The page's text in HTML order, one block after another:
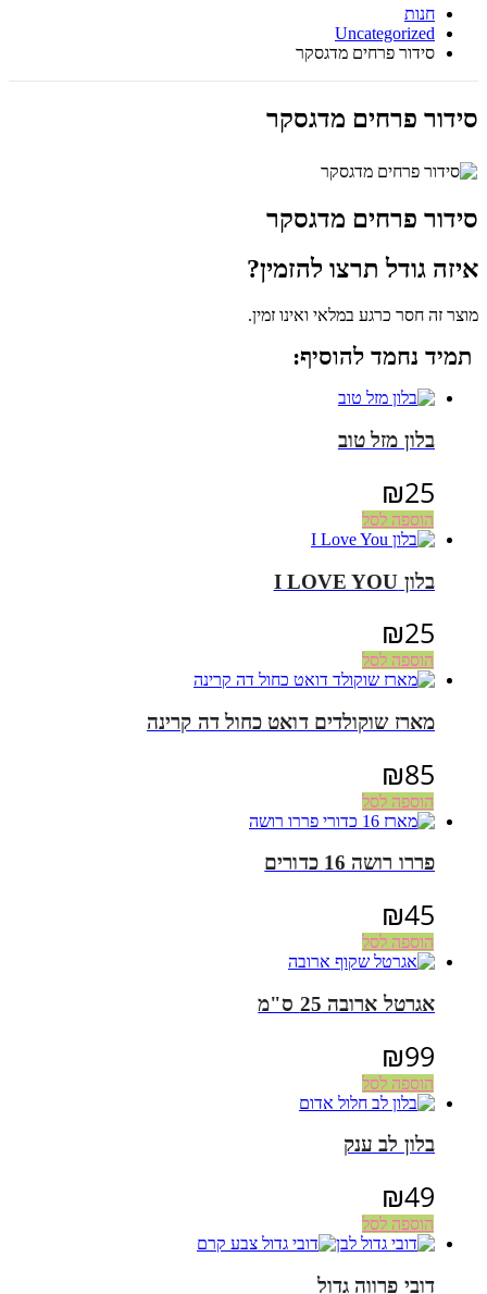
חנות
Uncategorized
סידור פרחים מדגסקר
סידור פרחים מדגסקר
סידור פרחים מדגסקר
איזה גודל תרצו להזמין?
מוצר זה חסר כרגע במלאי ואינו זמין.
תמיד נחמד להוסיף:
בלון מזל טוב
₪25
הוספה לסל
בלון I LOVE YOU
₪25
הוספה לסל
מארז שוקולדים דואט כחול דה קרינה
₪85
הוספה לסל
פררו רושה 16 כדורים
₪45
הוספה לסל
אגרטל ארובה 25 ס"מ
₪99
הוספה לסל
בלון לב ענק
₪49
הוספה לסל
דובי פרווה גדול